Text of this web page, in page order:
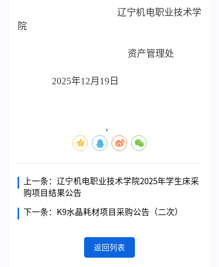
辽宁机电职业技术学
院
资产管理处
2025年12月 19 日
上一条： 辽宁机电职业技术学院2025年学生床采
购项目结果公告
下一条： K9水晶耗材项目采购公告（二次）
返回列表